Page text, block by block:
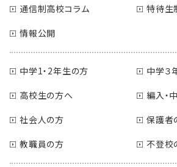
通信制高校コラム
特待生
情報公開
中学1・2年生の方
中学３
高校生の方へ
編入・
社会人の方
保護者
教職員の方
不登校